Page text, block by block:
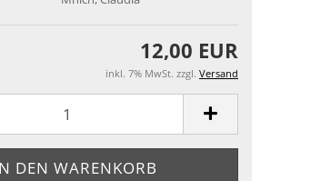
12,00 EUR
inkl. 7% MwSt. zzgl. Versand